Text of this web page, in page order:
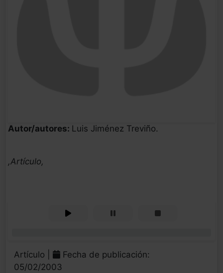
Autor/autores: Luis Jiménez Treviño.
,Artículo,
Artículo |
Fecha de publicación:
05/02/2003